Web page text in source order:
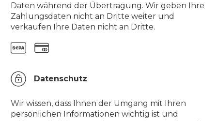
Daten während der Übertragung. Wir geben Ihre
Zahlungsdaten nicht an Dritte weiter und
verkaufen Ihre Daten nicht an Dritte.
Datenschutz
Wir wissen, dass Ihnen der Umgang mit Ihren
persönlichen Informationen wichtig ist und